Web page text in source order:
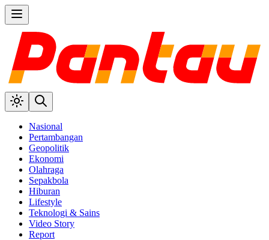
Nasional
Pertambangan
Geopolitik
Ekonomi
Olahraga
Sepakbola
Hiburan
Lifestyle
Teknologi & Sains
Video Story
Report